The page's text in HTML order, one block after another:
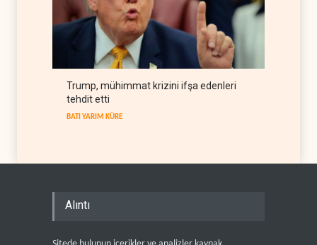
Trump, mühimmat krizini ifşa edenleri
tehdit etti
BATI YARIM KÜRE
Alıntı